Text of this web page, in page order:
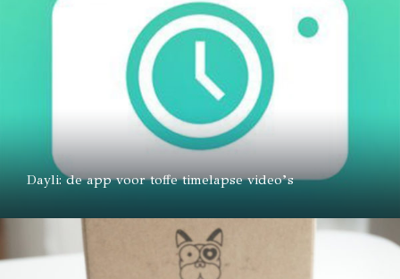
Dayli: de app voor toffe timelapse video’s